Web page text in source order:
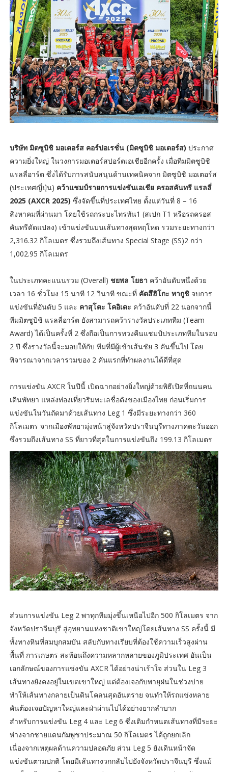
บริษัท มิตซูบิชิ มอเตอร์ส คอร์ปอเรชั่น (มิตซูบิชิ มอเตอร์ส) ประกาศ
ความยิ่งใหญ่ ในวงการมอเตอร์สปอร์ตเอเชียอีกครั้ง เมื่อทีมมิตซูบิชิ
แรลลี่อาร์ต ซึ่งได้รับการสนับสนุนด้านเทคนิคจาก มิตซูบิชิ มอเตอร์ส
(ประเทศญี่ปุ่น) คว้าแชมป์รายการแข่งขันเอเชีย ครอสคันทรี แรลลี่
2025 (AXCR 2025) ซึ่งจัดขึ้นที่ประเทศไทย ตั้งแต่วันที่ 8 – 16
สิงหาคมที่ผ่านมา โดยใช้รถกระบะไทรทัน1 (สเปก T1 หรือรถครอส
คันทรีดัดแปลง) เข้าแข่งขันบนเส้นทางสุดหฤโหด รวมระยะทางกว่า
2,316.32 กิโลเมตร ซึ่งรวมถึงเส้นทาง Special Stage (SS)2 กว่า
1,002.95 กิโลเมตร
ในประเภทคะแนนรวม (Overall) ชยพล โยธา คว้าอันดับหนึ่งด้วย
เวลา 16 ชั่วโมง 15 นาที 12 วินาที ขณะที่คัตสึฮิโกะ ทากูชิจบการ
แข่งขันที่อันดับ 5 และ คาสุโตะ โคอิเดะ คว้าอันดับที่ 22 นอกจากนี้
ทีมมิตซูบิชิ แรลลี่อาร์ต ยังสามารถคว้ารางวัลประเภททีม (Team
Award) ได้เป็นครั้งที่ 2 ซึ่งถือเป็นการทวงคืนแชมป์ประเภททีมในรอบ
2 ปี ซึ่งรางวัลนี้จะมอบให้กับ ทีมที่มีผู้เข้าเส้นชัย 3 คันขึ้นไป โดย
พิจารณาจากเวลารวมของ 2 คันแรกที่ทำผลงานได้ดีที่สุด
การแข่งขัน AXCR ในปีนี้ เปิดฉากอย่างยิ่งใหญ่ด้วยพิธีเปิดที่ถนนคน
เดินพัทยา แหล่งท่องเที่ยวริมทะเลชื่อดังของเมืองไทย ก่อนเริ่มการ
แข่งขันในวันถัดมาด้วยเส้นทาง Leg 1 ซึ่งมีระยะทางกว่า 360
กิโลเมตร จากเมืองพัทยามุ่งหน้าสู่จังหวัดปราจีนบุรีทางภาคตะวันออก
ซึ่งรวมถึงเส้นทาง SS ที่ยาวที่สุดในการแข่งขันถึง 199.13 กิโลเมตร
ส่วนการแข่งขัน Leg 2 พาทุกทีมมุ่งขึ้นเหนือไปอีก 500 กิโลเมตร จาก
จังหวัดปราจีนบุรี สู่อุทยานแห่งชาติเขาใหญ่โดยเส้นทาง SS ครั้งนี้ มี
ทั้งทางหินที่สมบุกสมบัน สลับกับทางเรียบที่ต้องใช้ความเร็วสูงผ่าน
พื้นที่ การเกษตร สะท้อนถึงความหลากหลายของภูมิประเทศ อันเป็น
เอกลักษณ์ของการแข่งขัน AXCR ได้อย่างน่าเร้าใจ ส่วนใน Leg 3
เส้นทางยังคงอยู่ในเขตเขาใหญ่ แต่ต้องเจอกับพายุฝนในช่วงบ่าย
ทำให้เส้นทางกลายเป็นดินโคลนสุดอันตราย จนทำให้รถแข่งหลาย
คันต้องเจอปัญหาใหญ่และฝ่าผ่านไปได้อย่างยากลำบาก
สำหรับการแข่งขัน Leg 4 และ Leg 6 ซึ่งเดิมกำหนดเส้นทางที่มีระยะ
ห่างจากชายแดนกัมพูชาประมาณ 50 กิโลเมตร ได้ถูกยกเลิก
เนื่องจากเหตุผลด้านความปลอดภัย ส่วน Leg 5 ยังเดินหน้าจัด
แข่งขันตามปกติ โดยมีเส้นทางวกกลับไปยังจังหวัดปราจีนบุรี ซึ่งแม้